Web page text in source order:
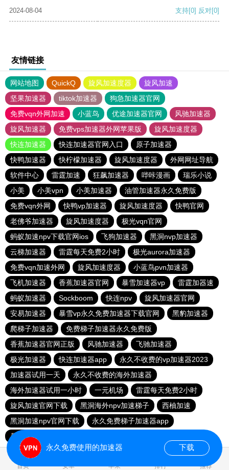
2024-08-04 支持[0] 反对[0]
友情链接
网站地图 QuickQ 旋风加速度器
旋风加速
坚果加速器
tiktok加速器
狗急加速器官网
免费vqn外网加速
小蓝鸟 优途加速器官网
风驰加速器
旋风加速器
免费vps加速器外网苹果版
旋风加速度器
快连加速器
快连加速器官网入口
原子加速器
快鸭加速器
快柠檬加速器 旋风加速度器
外网网址导航
软件中心
雷霆加速 狂飙加速器 哔咔漫画
瑞乐小说
小美
小美vpn 小美加速器
油管加速器永久免费版
免费vqn外网
快鸭vp加速器 旋风加速度器
快鸭官网
老佛爷加速器
旋风加速度器
极光vqn官网
蚂蚁加速npv下载官网ios
飞狗加速器
黑洞nvp加速器
云梯加速器
雷霆每天免费2小时
极光aurora加速器
免费vqn加速外网
旋风加速度器
小蓝鸟pvn加速器
飞机加速器
香蕉加速器官网 暴雪加速器vp
雷霆加器速
蚂蚁加速器
Sockboom 快连npv
旋风加速器官网
安易加速器
暴雪vp永久免费加速器下载官网
黑豹加速器
爬梯子加速器
免费梯子加速器永久免费版
香蕉加速器官网正版
风驰加速器
飞驰加速器
极光加速器
快连加速器app
永久不收费的vp加速器2023
加速器试用一天
永久不收费的海外加速器
海外加速器试用一小时
一元机场
雷霆每天免费2小时
旋风加速官网下载
黑洞海外npv加速梯子
西柚加速
黑洞加速npv官网下载
永久免费梯子加速器app
暴雪加速器
首页 安卓 苹果 排行 推荐
永久免费使用的加速器 下载
0.017474s